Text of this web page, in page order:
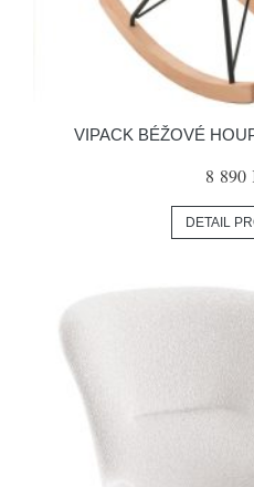
VIPACK BÉŽOVÉ
8 890
DETAIL